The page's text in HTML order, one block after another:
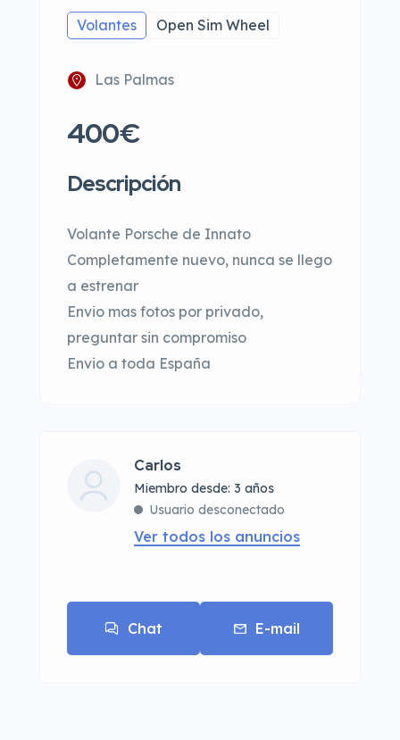
Volantes Open Sim Wheel
Las Palmas
400€
Descripción
Volante Porsche de Innato
Completamente nuevo, nunca se llego
a estrenar
Envio mas fotos por privado,
preguntar sin compromiso
Envio a toda España
Carlos
Miembro desde: 3 años
Usuario desconectado
Ver todos los anuncios
Chat E-mail